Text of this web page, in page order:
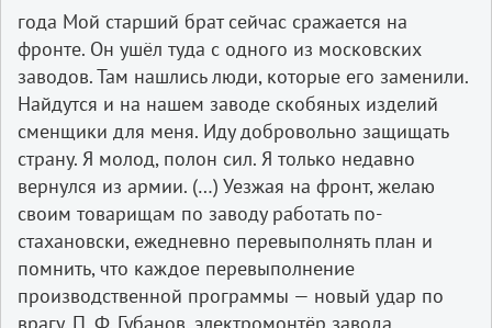
года Мой старший брат сейчас сражается на
фронте. Он ушёл туда с одного из московских
заводов. Там нашлись люди, которые его заменили.
Найдутся и на нашем заводе скобяных изделий
сменщики для меня. Иду добровольно защищать
страну. Я молод, полон сил. Я только недавно
вернулся из армии. (…) Уезжая на фронт, желаю
своим товарищам по заводу работать по-
стахановски, ежедневно перевыполнять план и
помнить, что каждое перевыполнение
производственной программы — новый удар по